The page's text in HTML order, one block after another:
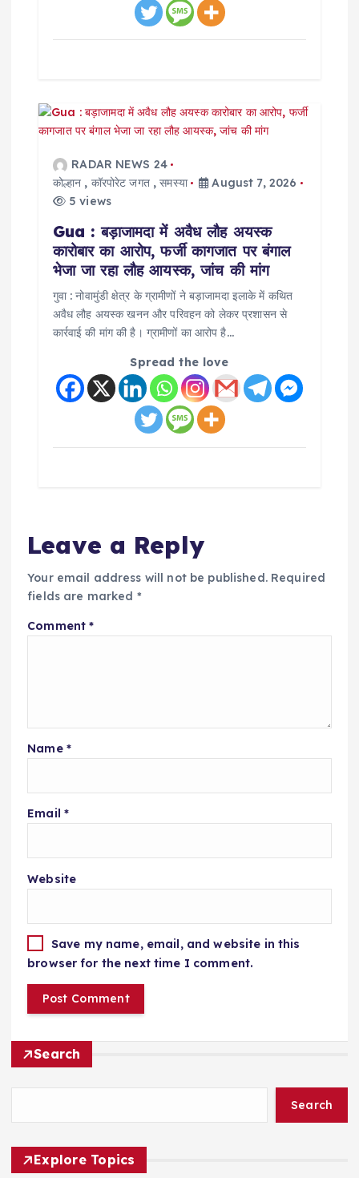
RADAR NEWS 24
कोल्हान , कॉरपोरेट जगत,समस्या
August 7, 2026
5 views
Gua : बड़ाजामदा में अवैध लौह अयस्क
कारोबार का आरोप, फर्जी कागजात पर बंगाल
भेजा जा रहा लौह आयस्क, जांच की मांग
गुवा : नोवामुंडी क्षेत्र के ग्रामीणों ने बड़ाजामदा इलाके में कथित
अवैध लौह अयस्क खनन और परिवहन को लेकर प्रशासन से
कार्रवाई की मांग की है। ग्रामीणों का आरोप है…
Spread the love
Leave a Reply
Your email address will not be published. Required
fields are marked *
Comment*
Name *
Email *
Website
Save my name, email, and website in this
browser for the next time I comment.
Search
Search
Explore Topics